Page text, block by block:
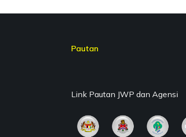
Pautan
Link Pautan JWP dan Agensi